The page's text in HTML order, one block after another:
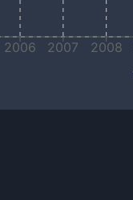
2006 2007 2008